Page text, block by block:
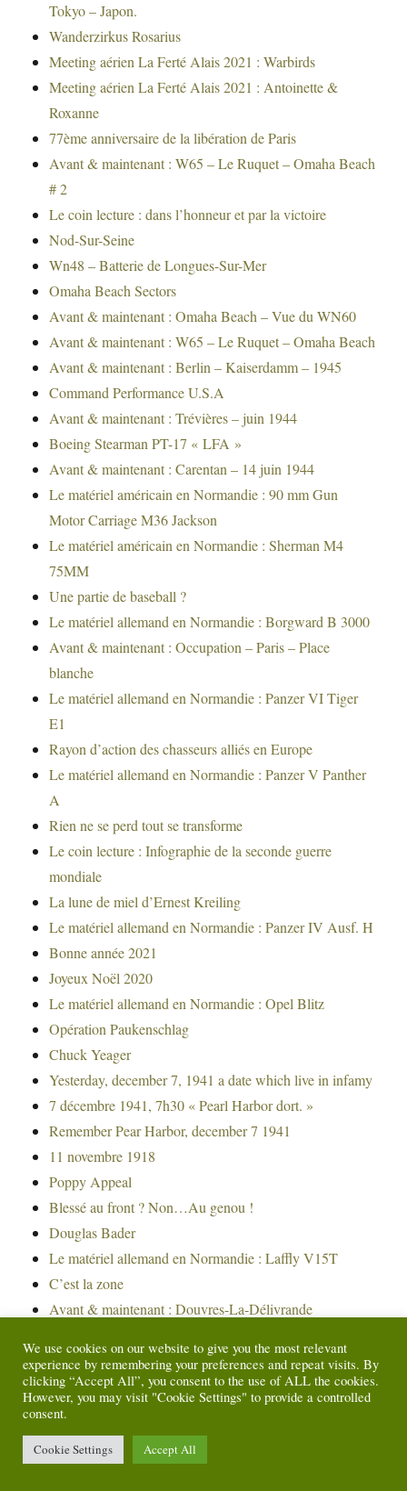
Tokyo – Japon.
Wanderzirkus Rosarius
Meeting aérien La Ferté Alais 2021 : Warbirds
Meeting aérien La Ferté Alais 2021 : Antoinette &
Roxanne
77ème anniversaire de la libération de Paris
Avant & maintenant : W65 – Le Ruquet – Omaha Beach
# 2
Le coin lecture : dans l’honneur et par la victoire
Nod-Sur-Seine
Wn48 – Batterie de Longues-Sur-Mer
Omaha Beach Sectors
Avant & maintenant : Omaha Beach – Vue du WN60
Avant & maintenant : W65 – Le Ruquet – Omaha Beach
Avant & maintenant : Berlin – Kaiserdamm – 1945
Command Performance U.S.A
Avant & maintenant : Trévières – juin 1944
Boeing Stearman PT-17 « LFA »
Avant & maintenant : Carentan – 14 juin 1944
Le matériel américain en Normandie : 90 mm Gun
Motor Carriage M36 Jackson
Le matériel américain en Normandie : Sherman M4
75MM
Une partie de baseball ?
Le matériel allemand en Normandie : Borgward B 3000
Avant & maintenant : Occupation – Paris – Place
blanche
Le matériel allemand en Normandie : Panzer VI Tiger
E1
Rayon d’action des chasseurs alliés en Europe
Le matériel allemand en Normandie : Panzer V Panther
A
Rien ne se perd tout se transforme
Le coin lecture : Infographie de la seconde guerre
mondiale
La lune de miel d’Ernest Kreiling
Le matériel allemand en Normandie : Panzer IV Ausf. H
Bonne année 2021
Joyeux Noël 2020
Le matériel allemand en Normandie : Opel Blitz
Opération Paukenschlag
Chuck Yeager
Yesterday, december 7, 1941 a date which live in infamy
7 décembre 1941, 7h30 « Pearl Harbor dort. »
Remember Pear Harbor, december 7 1941
11 novembre 1918
Poppy Appeal
Blessé au front ? Non…Au genou !
Douglas Bader
Le matériel allemand en Normandie : Laffly V15T
C’est la zone
Avant & maintenant : Douvres-La-Délivrande
« Shōwa Tennō » Hirohito 124e empereur du Japon
Paris 25 août 1944
Opération Aphrodite
Le matériel allemand en Normandie : Panzer VI Tiger II
Ausf. B « Königstiger »
We use cookies on our website to give you the most relevant
experience by remembering your preferences and repeat visits. By
clicking “Accept All”, you consent to the use of ALL the cookies.
However, you may visit "Cookie Settings" to provide a controlled
consent.
Cookie Settings Accept All